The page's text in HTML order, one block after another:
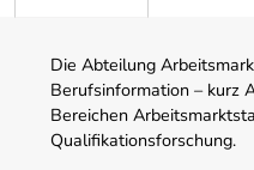
Die Abteilung
Berufsinformation – kurz
Bereichen
Qualifikationsforschung.